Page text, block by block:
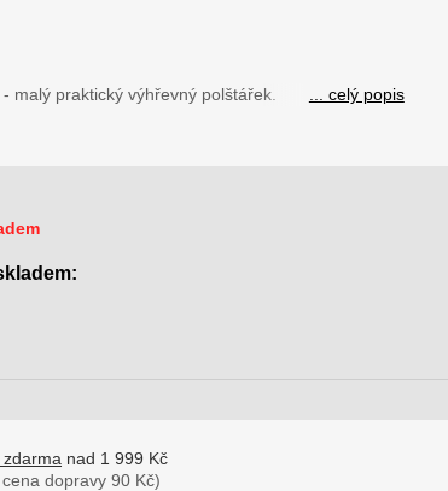
malý praktický výhřevný polštářek.
... celý popis
nad 1 999 Kč
dopravy 90 Kč)